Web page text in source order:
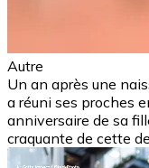
Autre
Un an après une
a réuni ses proches
anniversaire de sa
craquante de cette